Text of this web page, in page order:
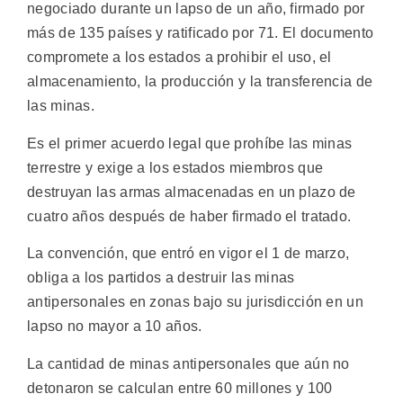
negociado durante un lapso de un año, firmado por
más de 135 países y ratificado por 71. El documento
compromete a los estados a prohibir el uso, el
almacenamiento, la producción y la transferencia de
las minas.
Es el primer acuerdo legal que prohíbe las minas
terrestre y exige a los estados miembros que
destruyan las armas almacenadas en un plazo de
cuatro años después de haber firmado el tratado.
La convención, que entró en vigor el 1 de marzo,
obliga a los partidos a destruir las minas
antipersonales en zonas bajo su jurisdicción en un
lapso no mayor a 10 años.
La cantidad de minas antipersonales que aún no
detonaron se calculan entre 60 millones y 100